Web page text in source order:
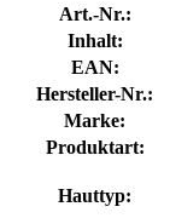
Art.-Nr.:
Inhalt:
EAN:
Hersteller-Nr.:
Marke:
Produktart:
Hauttyp: